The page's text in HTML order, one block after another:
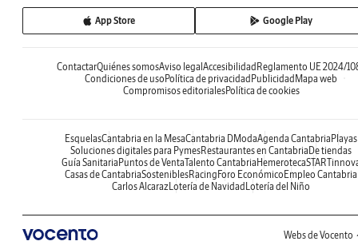
App Store Google Play
ContactarQuiénes somosAviso legalAccesibilidadReglamento UE 2024/
Condiciones de usoPolítica de privacidadPublicidadMapa web
Compromisos editorialesPolítica de cookies
EsquelasCantabria en la MesaCantabria DModaAgenda CantabriaPlayas
Soluciones digitales para PymesRestaurantes en CantabriaDe tiendas
Guía SanitariaPuntos de VentaTalento CantabriaHemeroteca
Casas de CantabriaSosteniblesRacingForo EconómicoEmpleo Cantabria
Carlos AlcarazLotería de NavidadLotería del Niño
Webs de Vocento